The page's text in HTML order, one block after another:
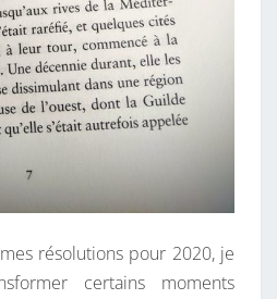
résolutions pour 2020, je
certains moments